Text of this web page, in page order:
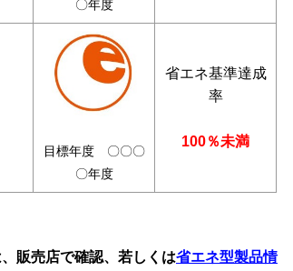
〇年度
目標年度 〇〇〇
〇年度
省エネ基準達成
率
100％未満
販売店で確認、若しくは省エネ型製品情